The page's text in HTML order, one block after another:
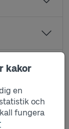
kakor
en
och
fungera